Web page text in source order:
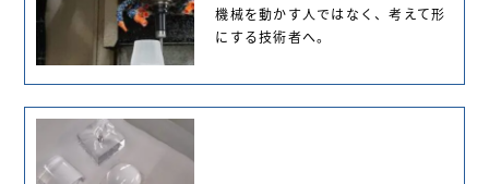
機械を動かす人ではなく、考えて形
にする技術者へ。